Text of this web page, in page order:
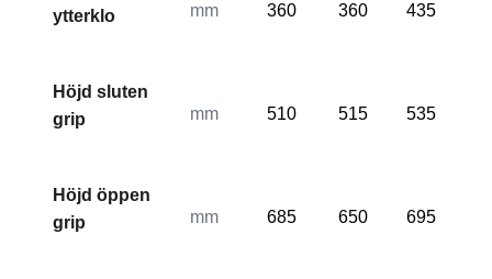
ytterklo
mm 360 360 435
Höjd sluten
grip
mm 510 515 535
Höjd öppen
grip
mm 685 650 695